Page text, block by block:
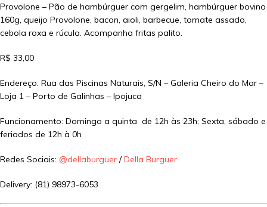
Provolone – Pão de hambúrguer com gergelim, hambúrguer bovino
160g, queijo Provolone, bacon, aioli, barbecue, tomate assado,
cebola roxa e rúcula. Acompanha fritas palito.
R$ 33,00
Endereço: Rua das Piscinas Naturais, S/N – Galeria Cheiro do Mar –
Loja 1 – Porto de Galinhas – Ipojuca
Funcionamento: Domingo a quinta de 12h às 23h; Sexta, sábado e
feriados de 12h à 0h
Redes Sociais: @dellaburguer /Della Burguer
Delivery: (81) 98973-6053